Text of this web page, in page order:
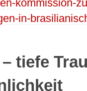
kommission-
in-
tiefe